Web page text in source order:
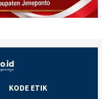
KODE ETIK